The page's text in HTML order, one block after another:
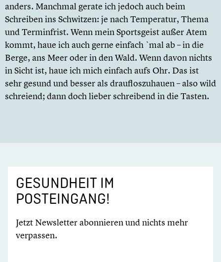
anders. Manchmal gerate ich jedoch auch beim
Schreiben ins Schwitzen: je nach Temperatur, Thema
und Terminfrist. Wenn mein Sportsgeist außer Atem
kommt, haue ich auch gerne einfach `mal ab – in die
Berge, ans Meer oder in den Wald. Wenn davon nichts
in Sicht ist, haue ich mich einfach aufs Ohr. Das ist
sehr gesund und besser als draufloszuhauen – also wild
schreiend; dann doch lieber schreibend in die Tasten.
GESUNDHEIT IM
POSTEINGANG!
Jetzt Newsletter abonnieren und nichts mehr
verpassen.